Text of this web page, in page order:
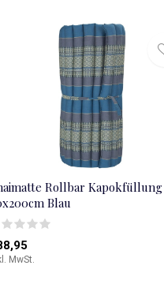
Rollbar Kapokfüllung
Blau
MwSt.